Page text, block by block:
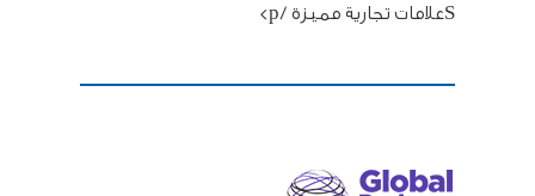
Sعلامات تجارية مميزة /p>